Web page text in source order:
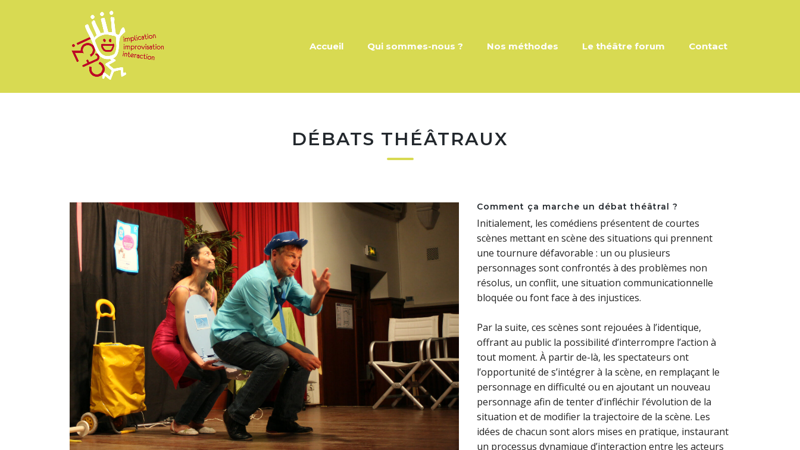
Accueil Qui sommes-nous ? Nos méthodes Le théâtre forum Contact
DÉBATS THÉÂTRAUX
Comment ça marche un débat théâtral ?
Initialement, les comédiens présentent de courtes
scènes mettant en scène des situations qui prennent
une tournure défavorable : un ou plusieurs
personnages sont confrontés à des problèmes non
résolus, un conflit, une situation communicationnelle
bloquée ou font face à des injustices.
Par la suite, ces scènes sont rejouées à l’identique,
offrant au public la possibilité d’interrompre l’action à
tout moment. À partir de-là, les spectateurs ont
l’opportunité de s’intégrer à la scène, en remplaçant le
personnage en difficulté ou en ajoutant un nouveau
personnage afin de tenter d’infléchir l’évolution de la
situation et de modifier la trajectoire de la scène. Les
idées de chacun sont alors mises en pratique, instaurant
un processus dynamique d’interaction entre les acteurs